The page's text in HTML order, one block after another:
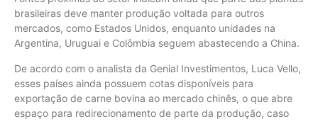
brasileiras deve manter produção voltada para outros
mercados, como Estados Unidos, enquanto unidades na
Argentina, Uruguai e Colômbia seguem abastecendo a China.
De acordo com o analista da Genial Investimentos, Luca Vello,
esses países ainda possuem cotas disponíveis para
exportação de carne bovina ao mercado chinês, o que abre
espaço para redirecionamento de parte da produção, caso